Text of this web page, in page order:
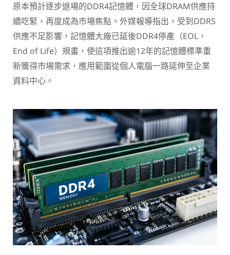
原本預計逐步退場的DDR4記憶體，因全球DRAM供應持
續吃緊，再度成為市場焦點。外媒報導指出，受到DDR5
供應不足影響，記憶體大廠已延後DDR4停產（EOL，
End of Life）規畫，使這項推出逾12年的記憶體標準重
新獲得市場需求，應用範圍從個人電腦一路延伸至企業
資料中心。